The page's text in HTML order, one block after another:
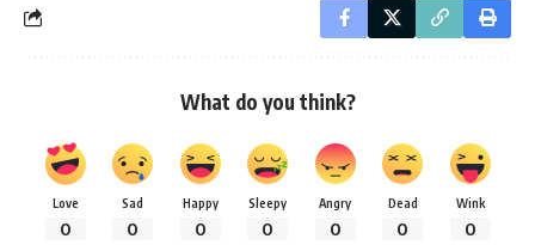
What do you think?
Love
0
Sad
0
Happy
0
Sleepy
0
Angry
0
Dead
0
Wink
0